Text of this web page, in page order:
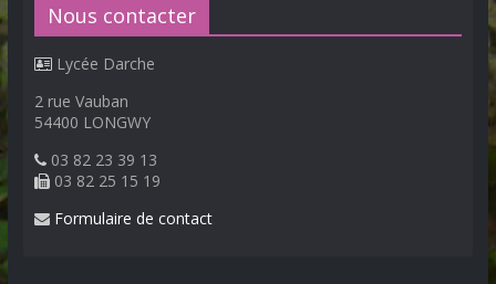
Nous contacter
Lycée Darche
2 rue Vauban
54400 LONGWY
03 82 23 39 13
03 82 25 15 19
Formulaire de contact